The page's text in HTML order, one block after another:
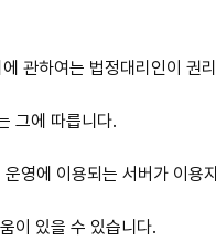
관하여는 법정대리인이 권
그에 따릅니다.
에 이용되는 서버가 이용
이 있을 수 있습니다.